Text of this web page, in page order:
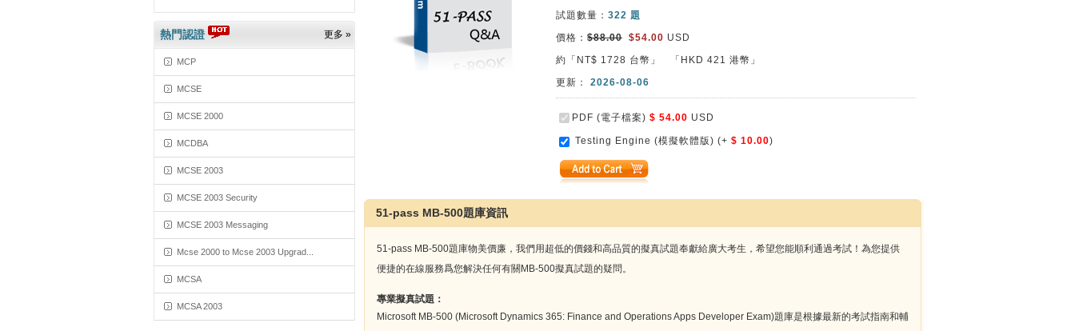
更多 »
熱門認證
MCP
MCSE
MCSE 2000
MCDBA
MCSE 2003
MCSE 2003 Security
MCSE 2003 Messaging
Mcse 2000 to Mcse 2003 Upgrad...
MCSA
MCSA 2003
試題數量： 322 題
價格： $88.00 $54.00 USD
約「NT$ 1728 台幣」 「HKD 421 港幣」
更新：
2026-08-06
PDF (電子檔案) $ 54.00 USD
Testing Engine (模擬軟體版) (+ $ 10.00)
51-pass MB-500題庫資訊
51-pass MB-500題庫物美價廉，我們用超低的價錢和高品質的擬真試題奉獻給廣大考生，希望您能順利通過考試！為您提供
便捷的在線服務爲您解決任何有關MB-500擬真試題的疑問。
專業擬真試題：
Microsoft MB-500 (Microsoft Dynamics 365: Finance and Operations Apps Developer Exam)題庫是根據最新的考試指南和輔